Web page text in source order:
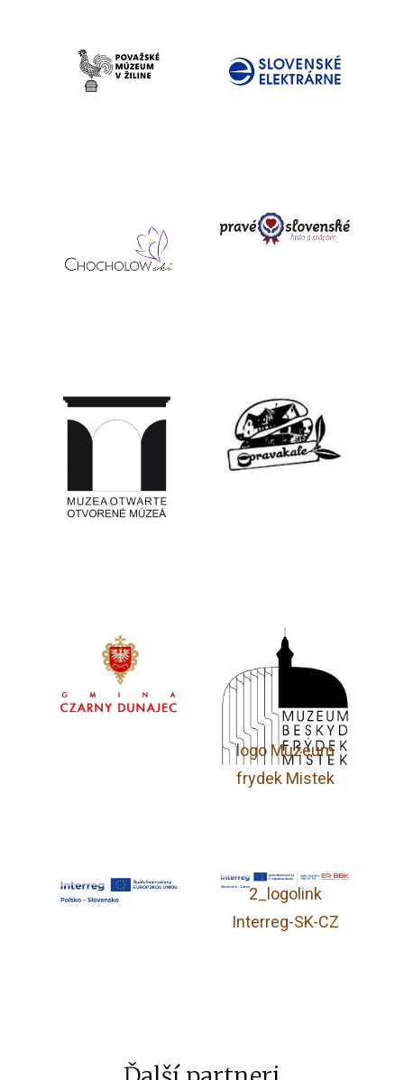
logo Muzeum
frydek Mistek
2_logolink
Interreg-SK-CZ